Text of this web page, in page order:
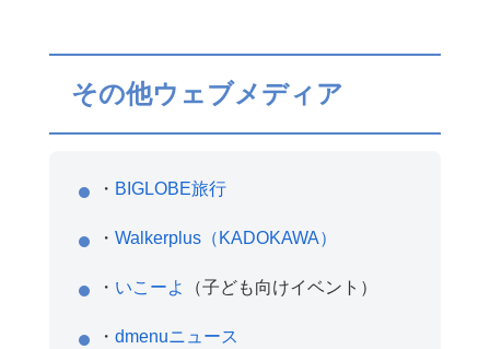
その他ウェブメディア
・ BIGLOBE旅行
・ Walkerplus（KADOKAWA）
・ いこーよ （子ども向けイベント）
・ dmenuニュース